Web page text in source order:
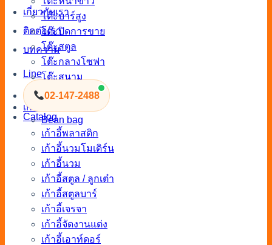
เกี่ยวกับเรา
ติดต่อเรา
บทความ
Line
02-147-2488
Catalog
โต๊ะบาร์สูง
โต๊ะปิดการขาย
โต๊ะสตูล
โต๊ะกลางโซฟา
โต๊ะสนาม
โต๊ะไม้จัดงาน
เก้าอี้
Bean bag
เก้าอี้พลาสติก
เก้าอี้นวมโมเดิร์น
เก้าอี้นวม
เก้าอี้สตูล / ลูกเต๋า
เก้าอี้สตูลบาร์
เก้าอี้เจรจา
เก้าอี้จัดงานแต่ง
เก้าอี้เอาท์ดอร์